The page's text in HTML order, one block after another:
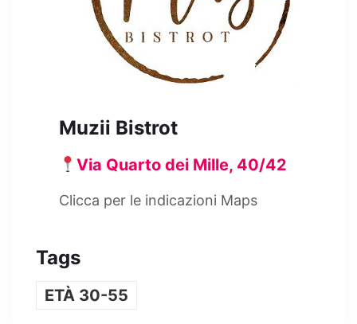
Muzii Bistrot
Via Quarto dei Mille, 40/42
Clicca per le indicazioni Maps
Tags
ETÀ 30-55